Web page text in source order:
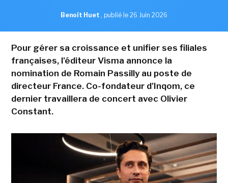
Benoît Huet , publié le 26 Juin 2026
Pour gérer sa croissance et unifier ses filiales
françaises, l'éditeur Visma annonce la
nomination de Romain Passilly au poste de
directeur France. Co-fondateur d'Inqom, ce
dernier travaillera de concert avec Olivier
Constant.